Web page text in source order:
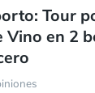
Tour
Vino en 2